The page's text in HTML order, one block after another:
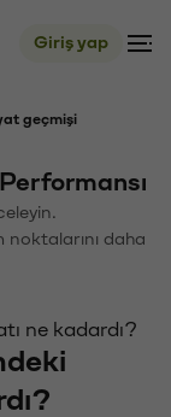
Giriş yap
geçmişi
noktalarını daha
ne kadardı?